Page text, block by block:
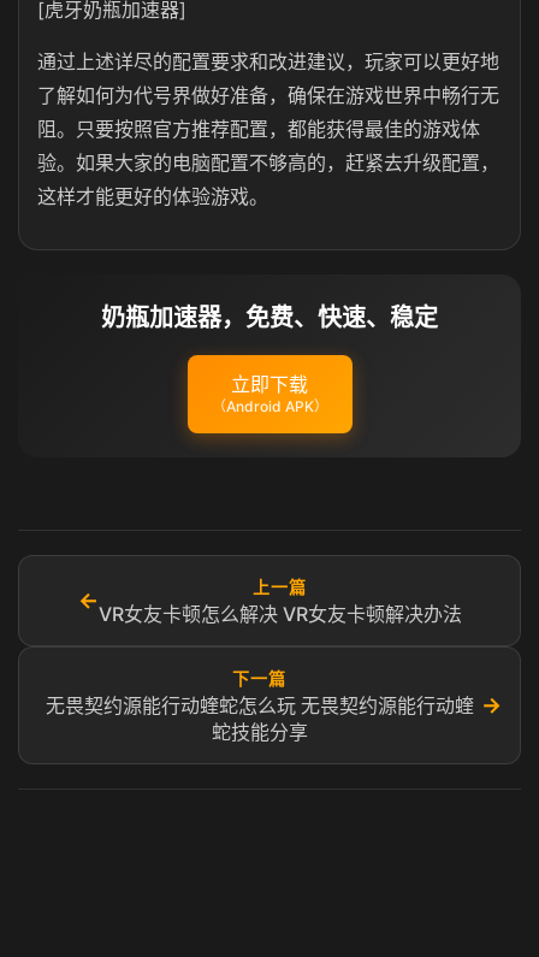
[虎牙奶瓶加速器]
通过上述详尽的配置要求和改进建议，玩家可以更好地
了解如何为代号界做好准备，确保在游戏世界中畅行无
阻。只要按照官方推荐配置，都能获得最佳的游戏体
验。如果大家的电脑配置不够高的，赶紧去升级配置，
这样才能更好的体验游戏。
奶瓶加速器，免费、快速、稳定
立即下载
（Android APK）
←
上一篇
VR女友卡顿怎么解决 VR女友卡顿解决办法
下一篇
无畏契约源能行动蝰蛇怎么玩 无畏契约源能行动蝰
蛇技能分享
→